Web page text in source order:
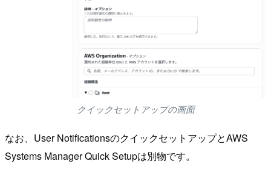
クイックセットアップの画面
なお、User NotificationsのクイックセットアップとAWS
Systems Manager Quick Setupは別物です。